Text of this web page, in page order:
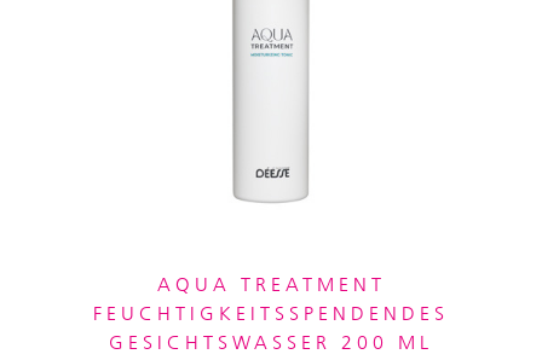
AQUA TREATMENT
FEUCHTIGKEITSSPENDENDES
GESICHTSWASSER 200 ML